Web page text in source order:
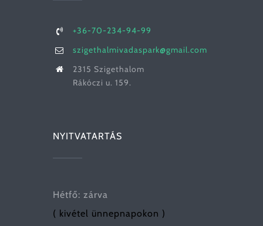
+36-70-234-94-99
szigethalmivadaspark@gmail.com
2315 Szigethalom
Rákóczi u. 159.
NYITVATARTÁS
Hétfő: zárva
( kivétel ünnepnapokon )